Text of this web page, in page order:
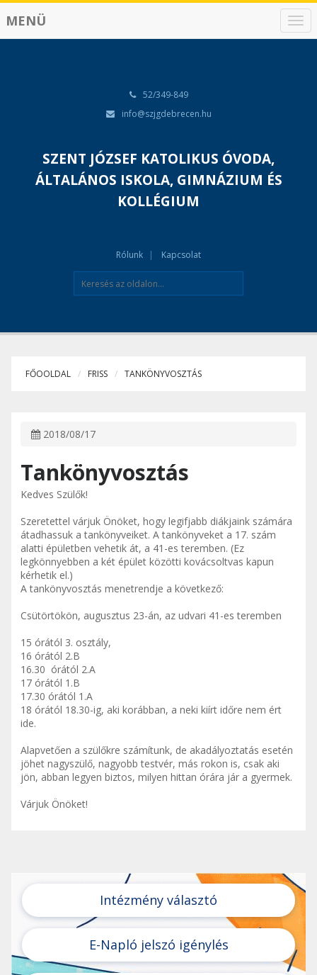
N
a
MENÜ
52/349-849
info@szjgdebrecen.hu
SZENT JÓZSEF KATOLIKUS ÓVODA,
ÁLTALÁNOS ISKOLA, GIMNÁZIUM ÉS
KOLLÉGIUM
Rólunk Kapcsolat
FŐOOLDAL FRISS TANKÖNYVOSZTÁS
2018/08/17
Tankönyvosztás
Kedves Szülők!
Szeretettel várjuk Önöket, hogy legifjabb diákjaink számára
átadhassuk a tankönyveiket. A tankönyveket a 17. szám
alatti épületben vehetik át, a 41-es teremben. (Ez
legkönnyebben a két épület közötti kovácsoltvas kapun
kérhetik el.)
A tankönyvosztás menetrendje a következő:
Csütörtökön, augusztus 23-án, az udvari 41-es teremben
15 órától 3. osztály,
16 órától 2.B
16.30 órától 2.A
17 órától 1.B
17.30 órától 1.A
18 órától 18.30-ig, aki korábban, a neki kiírt időre nem ért
ide.
Alapvetően a szülőkre számítunk, de akadályoztatás esetén
jöhet nagyszülő, nagyobb testvér, más rokon is, csak aki
jön, abban legyen biztos, milyen hittan órára jár a gyermek.
Várjuk Önöket!
Intézmény választó
E-Napló jelszó igénylés